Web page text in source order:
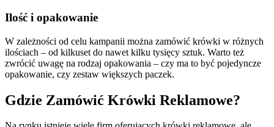
Ilość i opakowanie
W zależności od celu kampanii można zamówić krówki w różnych
ilościach – od kilkuset do nawet kilku tysięcy sztuk. Warto też
zwrócić uwagę na rodzaj opakowania – czy ma to być pojedyncze
opakowanie, czy zestaw większych paczek.
Gdzie Zamówić Krówki Reklamowe?